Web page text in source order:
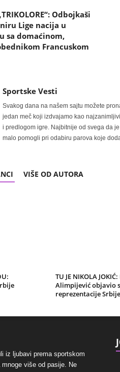
Odbojkaši
Lige nacija u
sa domaćinom,
Francuskom
Sportske Vesti
Svakog dana na našem sajtu možete
jedan meč koji izdvajamo kao
i predlogom igre. Najbitnije od svega da
malo pomogli pri odabiru parova koje
VIŠE OD AUTORA
TU JE NIKOLA
Alimpijević objavio
reprezentacije Srbije
iz ljubavi prema sportskom
više od pasije. Ne